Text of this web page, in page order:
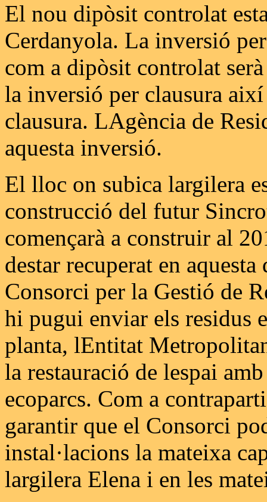
El nou dipòsit controlat
Cerdanyola. La inversió
com a dipòsit controlat
la inversió per clausura
clausura. LAgència de
aquesta inversió.
El lloc on subica largilera
construcció del futur
començarà a construir al
destar recuperat en
Consorci per la Gestió de
hi pugui enviar els residus
planta, lEntitat
la restauració de lespai
ecoparcs. Com a
garantir que el Consorci
instal·lacions la mateixa
largilera Elena i en les